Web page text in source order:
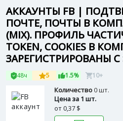
АККАУНТЫ FB |
ПОЧТЕ, ПОЧТЫ В
(MIX). ПРОФИЛЬ
TOKEN, COOKIES В
ЗАРЕГИСТРИРОВАНЫ С
48ч 5 1.5% 10+
Количество0 шт.
Цена за 1 шт.
от0,37 $